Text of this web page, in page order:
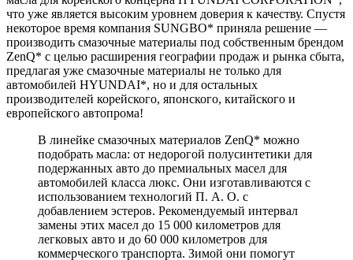
что уже является высоким уровнем доверия к качеству. Спустя
некоторое время компания SUNGBO* приняла решение —
производить смазочные материалы под собственным брендом
ZenQ* с целью расширения географии продаж и рынка сбыта,
предлагая уже смазочные материалы не только для
автомобилей HYUNDAI*, но и для остальных
производителей корейского, японского, китайского и
европейского автопрома!
В линейке смазочных материалов ZenQ* можно
подобрать масла: от недорогой полусинтетики для
подержанных авто до премиальных масел для
автомобилей класса люкс. Они изготавливаются с
использованием технологий П. А. О. с
добавлением эстеров. Рекомендуемый интервал
замены этих масел до 15 000 километров для
легковых авто и до 60 000 километров для
коммерческого транспорта. Зимой они помогут